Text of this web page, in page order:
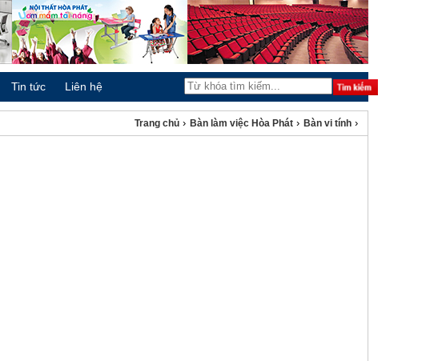
Tin tức Liên hệ
Trang chủ › Bàn làm việc Hòa Phát › Bàn vi tính ›